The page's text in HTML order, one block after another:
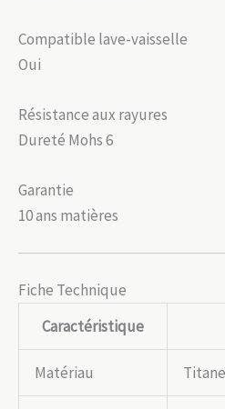
Compatible lave-vaisselle
Oui
Résistance aux rayures
Dureté Mohs 6
Garantie
10 ans matières
Fiche Technique
Caractéristique
Matériau